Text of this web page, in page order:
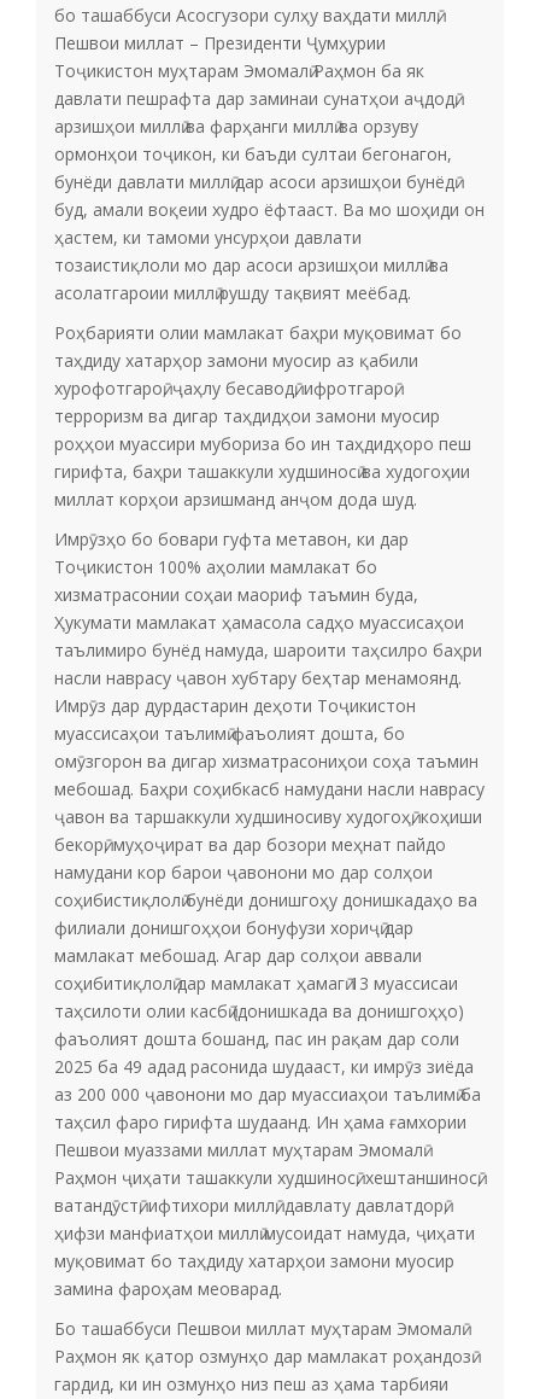
бо ташаббуси Асосгузори сулҳу ваҳдати миллӣ,
Пешвои миллат – Президенти Ҷумҳурии
Тоҷикистон муҳтарам Эмомалӣ Раҳмон ба як
давлати пешрафта дар заминаи сунатҳои аҷдодӣ,
арзишҳои миллӣ ва фарҳанги миллӣ ва орзуву
ормонҳои тоҷикон, ки баъди султаи бегонагон,
бунёди давлати миллӣ дар асоси арзишҳои бунёдӣ
буд, амали воқеии худро ёфтааст. Ва мо шоҳиди он
ҳастем, ки тамоми унсурҳои давлати
тозаистиқлоли мо дар асоси арзишҳои миллӣ ва
асолатгароии миллӣ рушду тақвият меёбад.
Роҳбарияти олии мамлакат баҳри муқовимат бо
таҳдиду хатарҳор замони муосир аз қабили
хурофотгароӣ, ҷаҳлу бесаводӣ, ифротгароӣ,
терроризм ва дигар таҳдидҳои замони муосир
роҳҳои муассири мубориза бо ин таҳдидҳоро пеш
гирифта, баҳри ташаккули худшиносӣ ва худогоҳии
миллат корҳои арзишманд анҷом дода шуд.
Имрӯзҳо бо бовари гуфта метавон, ки дар
Тоҷикистон 100% аҳолии мамлакат бо
хизматрасонии соҳаи маориф таъмин буда,
Ҳукумати мамлакат ҳамасола садҳо муассисаҳои
таълимиро бунёд намуда, шароити таҳсилро баҳри
насли наврасу ҷавон хубтару беҳтар менамоянд.
Имрӯз дар дурдастарин деҳоти Тоҷикистон
муассисаҳои таълимӣ фаъолият дошта, бо
омӯзгорон ва дигар хизматрасониҳои соҳа таъмин
мебошад. Баҳри соҳибкасб намудани насли наврасу
ҷавон ва таршаккули худшиносиву худогоҳӣ, коҳиши
бекорӣ, муҳоҷират ва дар бозори меҳнат пайдо
намудани кор барои ҷавонони мо дар солҳои
соҳибистиқлолӣ бунёди донишгоҳу донишкадаҳо ва
филиали донишгоҳҳои бонуфузи хориҷӣ дар
мамлакат мебошад. Агар дар солҳои аввали
соҳибитиқлолӣ дар мамлакат ҳамагӣ 13 муассисаи
таҳсилоти олии касбӣ (донишкада ва донишгоҳҳо)
фаъолият дошта бошанд, пас ин рақам дар соли
2025 ба 49 адад расонида шудааст, ки имрӯз зиёда
аз 200 000 ҷавонони мо дар муассиаҳои таълимӣ ба
таҳсил фаро гирифта шудаанд. Ин ҳама ғамхории
Пешвои муаззами миллат муҳтарам Эмомалӣ
Раҳмон ҷиҳати ташаккули худшиносӣ, хештаншиносӣ,
ватандӯстӣ, ифтихори миллӣ, давлату давлатдорӣ,
ҳифзи манфиатҳои миллӣ мусоидат намуда, ҷиҳати
муқовимат бо таҳдиду хатарҳои замони муосир
замина фароҳам меоварад.
Бо ташаббуси Пешвои миллат муҳтарам Эмомалӣ
Раҳмон як қатор озмунҳо дар мамлакат роҳандозӣ
гардид, ки ин озмунҳо низ пеш аз ҳама тарбияи